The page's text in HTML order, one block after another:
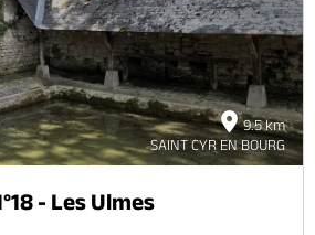
9.5 km
SAINT CYR EN BOURG
- Les Ulmes